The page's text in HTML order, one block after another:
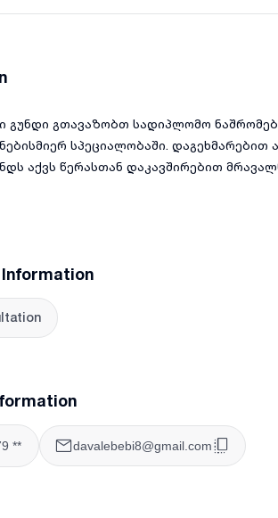
გუნდი გთავაზობთ სადიპლომო
სპეციალობაში. დაგეხმარებით
აქვს წერასთან დაკავშირებით
** davalebebi8@gmail.com